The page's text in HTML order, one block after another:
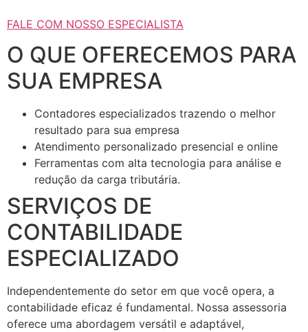
FALE COM NOSSO ESPECIALISTA
O QUE OFERECEMOS PARA
SUA EMPRESA
Contadores especializados trazendo o melhor
resultado para sua empresa
Atendimento personalizado presencial e online
Ferramentas com alta tecnologia para análise e
redução da carga tributária.
SERVIÇOS DE
CONTABILIDADE
ESPECIALIZADO
Independentemente do setor em que você opera, a
contabilidade eficaz é fundamental. Nossa assessoria
oferece uma abordagem versátil e adaptável,